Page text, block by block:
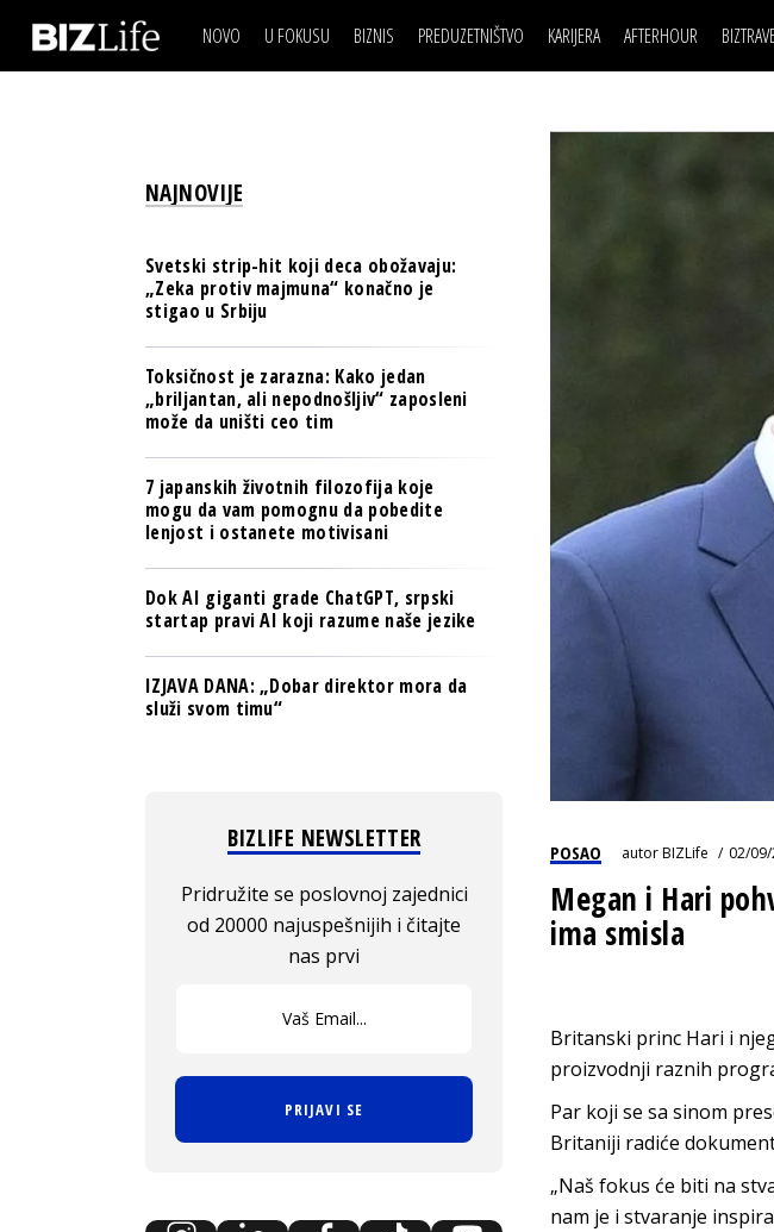
NOVO U FOKUSU BIZNIS
BANKE
TECH I AI
BIZNIS & SPORT
PULS REGIONA
NOVO NA RAFU
PREDUZETNIŠTVO KARIJERA AFTERHOUR
IZJAVA DANABIZNIS SCENA
BREND I KOMUNIKACIJE
OSIGURANJE
TECH I AI
PULS REGIONA
POSAO
MOJ UGAO
FILM I SCENA
AUTO SVET
POSAO autorBIZLife 02/
Megan i Hari
ima smisla
Britanski princ Hari i
proizvodnji raznih
Par koji se sa sinom
Britaniji radiće
„Naš fokus će biti na
nam je i stvaranje
NAJNOVIJE
Svetski strip-hit koji deca obožavaju:
„Zeka protiv majmuna“ konačno je
stigao u Srbiju
Toksičnost je zarazna: Kako jedan
„briljantan, ali nepodnošljiv“ zaposleni
može da uništi ceo tim
7 japanskih životnih filozofija koje
mogu da vam pomognu da pobedite
lenjost i ostanete motivisani
Dok AI giganti grade ChatGPT, srpski
startap pravi AI koji razume naše jezike
IZJAVA DANA: „Dobar direktor mora da
služi svom timu“
BIZLIFE NEWSLETTER
Pridružite se poslovnoj zajednici
od 20000 najuspešnijih i čitajte
nas prvi
PRIJAVI SE